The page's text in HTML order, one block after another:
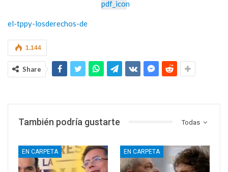
el-tppy-losderechos-de
1.144
Share
Todas
También podría gustarte
EN CARPETA EN CARPETA